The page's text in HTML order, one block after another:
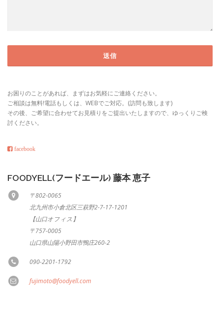
お困りのことがあれば、まずはお気軽にご連絡ください。
ご相談は無料!電話もしくは、WEBでご対応。(訪問も致します)
その後、ご希望に合わせてお見積りをご提出いたしますので、ゆっくりご検
討ください。
facebook
FOODYELL(フードエール) 藤本 恵子
〒802-0065
北九州市小倉北区三萩野2-7-17-1201
【山口オフィス】
〒757-0005
山口県山陽小野田市鴨庄260-2
090-2201-1792
fujimoto@foodyell.com